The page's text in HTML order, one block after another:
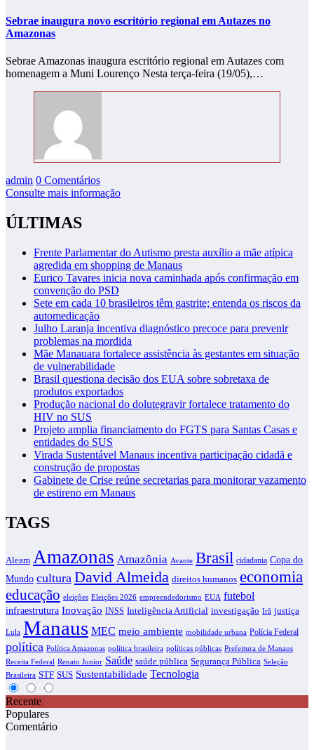
Sebrae inaugura novo escritório regional em Autazes no
Amazonas
Sebrae Amazonas inaugura escritório regional em Autazes com
homenagem a Muni Lourenço Nesta terça-feira (19/05),…
admin 0 Comentários
Consulte mais informação
ÚLTIMAS
Frente Parlamentar do Autismo presta auxílio a mãe atípica
agredida em shopping de Manaus
Eurico Tavares inicia nova caminhada após confirmação em
convenção do PSD
Sete em cada 10 brasileiros têm gastrite; entenda os riscos da
automedicação
Julho Laranja incentiva diagnóstico precoce para prevenir
problemas na mordida
Mãe Manauara fortalece assistência às gestantes em situação
de vulnerabilidade
Brasil questiona decisão dos EUA sobre sobretaxa de
produtos exportados
Produção nacional do dolutegravir fortalece tratamento do
HIV no SUS
Projeto amplia financiamento do FGTS para Santas Casas e
entidades do SUS
Virada Sustentável Manaus incentiva participação cidadã e
construção de propostas
Gabinete de Crise reúne secretarias para monitorar vazamento
de estireno em Manaus
TAGS
Aleam Amazonas Amazônia Avante Brasil cidadania Copa do
Mundo cultura David Almeida direitos humanos economia
educação eleições Eleições 2026 empreendedorismo EUA futebol
infraestrutura Inovação INSS Inteligência Artificial investigação Irã justiça
Lula Manaus MEC meio ambiente mobilidade urbana Polícia Federal
política Política Amazonas política brasileira políticas públicas Prefeitura de Manaus
Receita Federal Renato Junior Saúde saúde pública Segurança Pública Seleção
Brasileira STF SUS Sustentabilidade Tecnologia
Recente
Populares
Comentário